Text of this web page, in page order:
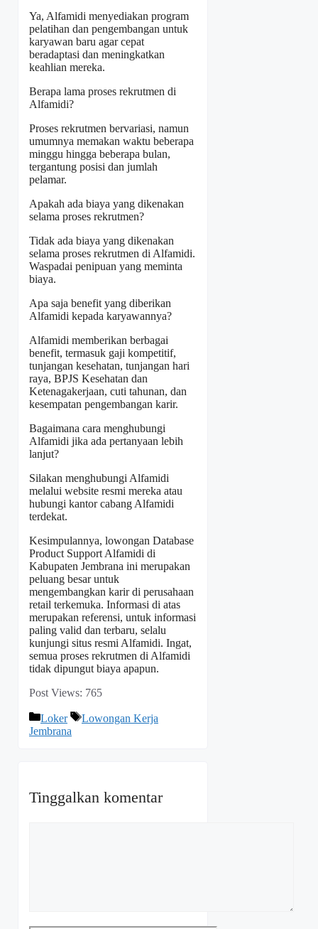
Ya, Alfamidi menyediakan program
pelatihan dan pengembangan untuk
karyawan baru agar cepat
beradaptasi dan meningkatkan
keahlian mereka.
Berapa lama proses rekrutmen di
Alfamidi?
Proses rekrutmen bervariasi, namun
umumnya memakan waktu beberapa
minggu hingga beberapa bulan,
tergantung posisi dan jumlah
pelamar.
Apakah ada biaya yang dikenakan
selama proses rekrutmen?
Tidak ada biaya yang dikenakan
selama proses rekrutmen di Alfamidi.
Waspadai penipuan yang meminta
biaya.
Apa saja benefit yang diberikan
Alfamidi kepada karyawannya?
Alfamidi memberikan berbagai
benefit, termasuk gaji kompetitif,
tunjangan kesehatan, tunjangan hari
raya, BPJS Kesehatan dan
Ketenagakerjaan, cuti tahunan, dan
kesempatan pengembangan karir.
Bagaimana cara menghubungi
Alfamidi jika ada pertanyaan lebih
lanjut?
Silakan menghubungi Alfamidi
melalui website resmi mereka atau
hubungi kantor cabang Alfamidi
terdekat.
Kesimpulannya, lowongan Database
Product Support Alfamidi di
Kabupaten Jembrana ini merupakan
peluang besar untuk
mengembangkan karir di perusahaan
retail terkemuka. Informasi di atas
merupakan referensi, untuk informasi
paling valid dan terbaru, selalu
kunjungi situs resmi Alfamidi. Ingat,
semua proses rekrutmen di Alfamidi
tidak dipungut biaya apapun.
Post Views: 765
Kategori
Loker Tag
Lowongan Kerja
Jembrana
Tinggalkan komentar